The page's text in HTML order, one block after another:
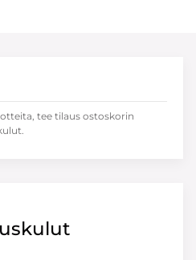
tee tilaus ostoskorin